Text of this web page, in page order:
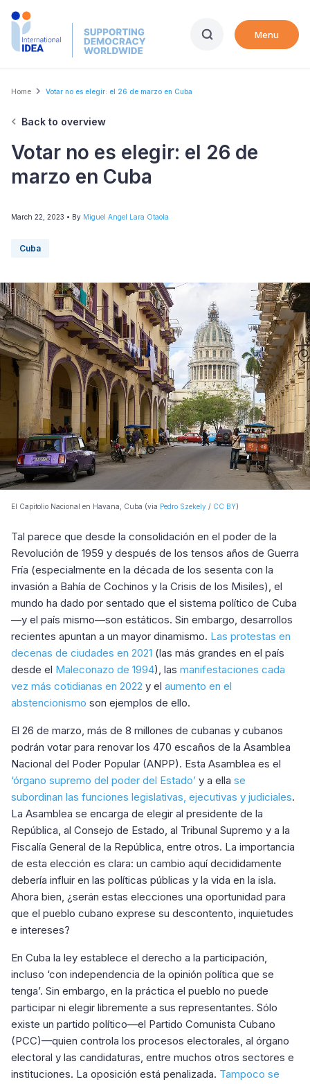
Skip
Menu
Breadcrumb
Home Votar no es elegir: el 26 de marzo en Cuba
Back to overview
Votar no es elegir: el 26 de
marzo en Cuba
March 22, 2023 • By Miguel Angel Lara Otaola
Cuba
El Capitolio Nacional en Havana, Cuba (via Pedro Szekely / CC BY)
Tal parece que desde la consolidación en el poder de la
Revolución de 1959 y después de los tensos años de Guerra
Fría (especialmente en la década de los sesenta con la
invasión a Bahía de Cochinos y la Crisis de los Misiles), el
mundo ha dado por sentado que el sistema político de Cuba
—y el país mismo—son estáticos. Sin embargo, desarrollos
recientes apuntan a un mayor dinamismo. Las protestas en
decenas de ciudades en 2021 (las más grandes en el país
desde el Maleconazo de 1994), las manifestaciones cada
vez más cotidianas en 2022 y el aumento en el
abstencionismo son ejemplos de ello.
El 26 de marzo, más de 8 millones de cubanas y cubanos
podrán votar para renovar los 470 escaños de la Asamblea
Nacional del Poder Popular (ANPP). Esta Asamblea es el
‘órgano supremo del poder del Estado’ y a ella se
subordinan las funciones legislativas, ejecutivas y judiciales.
La Asamblea se encarga de elegir al presidente de la
República, al Consejo de Estado, al Tribunal Supremo y a la
Fiscalía General de la República, entre otros. La importancia
de esta elección es clara: un cambio aquí decididamente
debería influir en las políticas públicas y la vida en la isla.
Ahora bien, ¿serán estas elecciones una oportunidad para
que el pueblo cubano exprese su descontento, inquietudes
e intereses?
En Cuba la ley establece el derecho a la participación,
incluso ‘con independencia de la opinión política que se
tenga’. Sin embargo, en la práctica el pueblo no puede
participar ni elegir libremente a sus representantes. Sólo
existe un partido político—el Partido Comunista Cubano
(PCC)—quien controla los procesos electorales, al órgano
electoral y las candidaturas, entre muchos otros sectores e
instituciones. La oposición está penalizada. Tampoco se